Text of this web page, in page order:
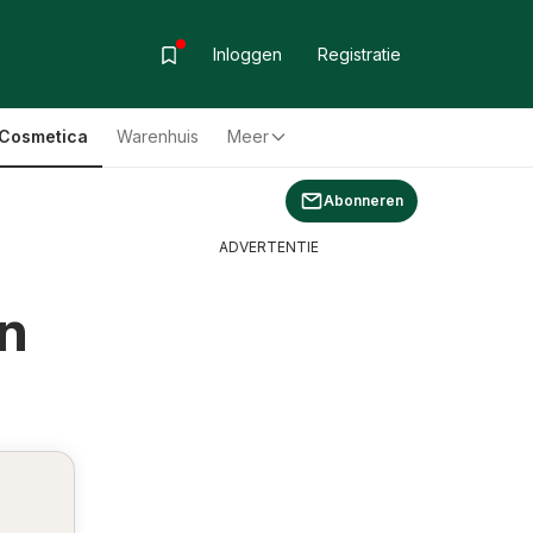
Inloggen Registratie
Warenhuis Meer
Abonneren
ADVERTENTIE